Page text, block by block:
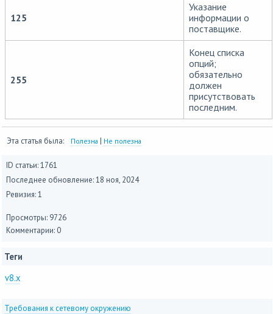
125
Указание
информации о
поставщике.
255
Конец списка
опций;
обязательно
должен
присутствовать
последним.
Эта статья была: Полезна | Не полезна
ID статьи: 1761
Последнее обновление:18 ноя, 2024
Ревизия: 1
Просмотры: 9726
Комментарии: 0
Теги
v8.x
Требования к сетевому окружению